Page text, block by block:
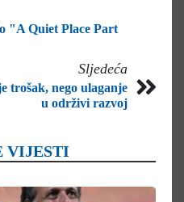
"A Quiet Place Part
Sljedeća
trošak, nego ulaganje
u održivi razvoj
VIJESTI